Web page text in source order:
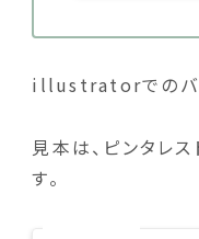
illustratorでのバ
見本は、ピンタレ
す。